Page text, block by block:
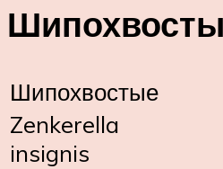
Шипохвостые
Zenkerella
insignis